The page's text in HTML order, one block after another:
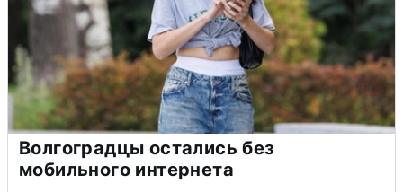
Волгоградцы остались без
мобильного интернета